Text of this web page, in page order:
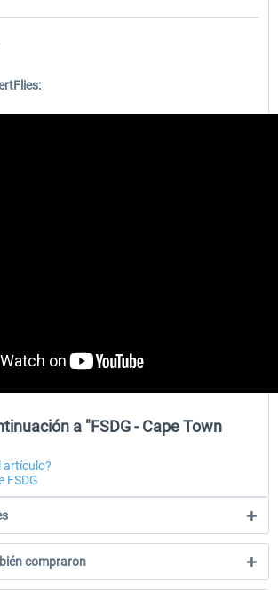
a "FSDG - Cape Town
artículo?
FSDG
compraron